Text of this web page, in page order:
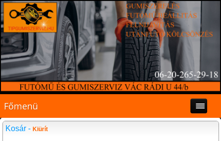
Főmenü
Kosár - Kiürít